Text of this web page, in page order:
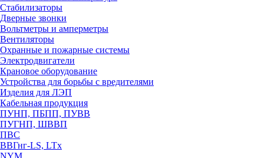
Стабилизаторы
Дверные звонки
Вольтметры и амперметры
Вентиляторы
Охранные и пожарные системы
Электродвигатели
Крановое оборудование
Устройства для борьбы с вредителями
Изделия для ЛЭП
Кабельная продукция
ПУНП, ПБПП, ПУВВ
ПУГНП, ШВВП
ПВС
ВВГнг-LS, LTx
NYM